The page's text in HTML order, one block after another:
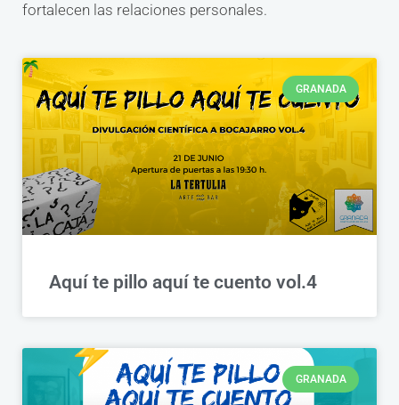
fortalecen las relaciones personales.
GRANADA
Aquí te pillo aquí te cuento vol.4
GRANADA